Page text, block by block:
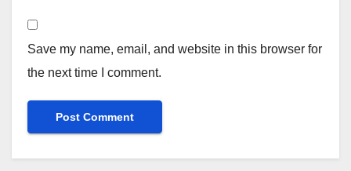
Save my name, email, and website in this browser for
the next time I comment.